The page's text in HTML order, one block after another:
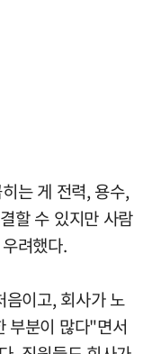
는 게 전력, 용수,
할 수 있지만 사람
려했다.
이고, 회사가 노
부분이 많다"면서